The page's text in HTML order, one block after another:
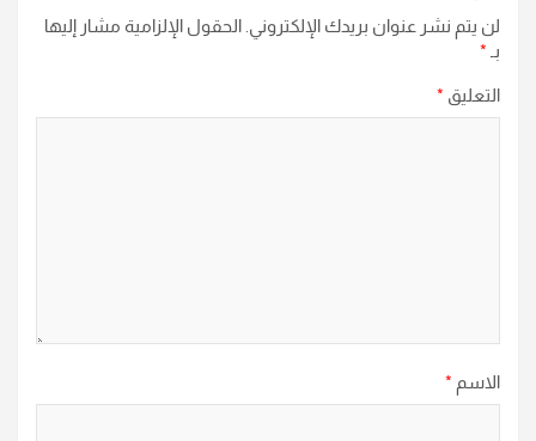
لن يتم نشر عنوان بريدك الإلكتروني. الحقول الإلزامية مشار إليها
بـ *
التعليق *
الاسم *